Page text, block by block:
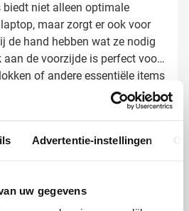
Advertentie-instellingen
uw gegevens
niet alleen optimale
maar zorgt er ook voor
de hand hebben wat ze nodig
aan de voorzijde is perfect voor
of andere essentiële items
bedrukken met jouw
visitekaartjes voor je
van je bedrijfslogo voor